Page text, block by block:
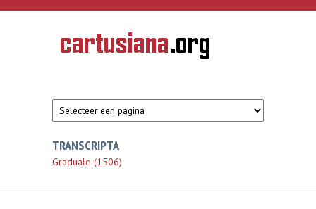
Overslaan en naar de inhoud gaan
CARTUSIANA
Geschiedenis
van de
TRANSCRIPTA
Graduale (1506)